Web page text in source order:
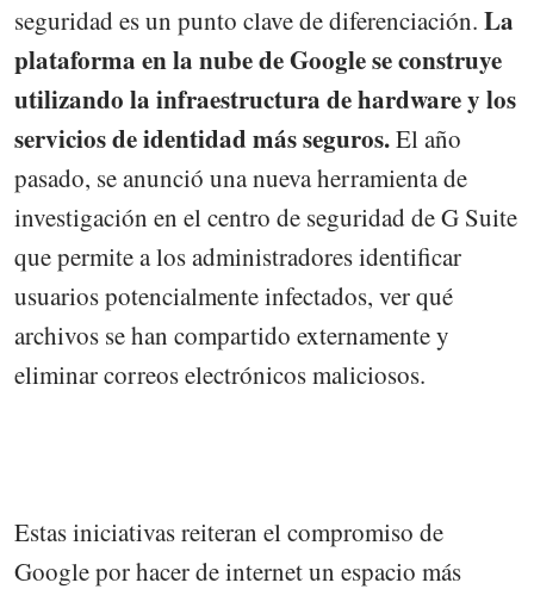
seguridad es un punto clave de diferenciación. La
plataforma en la nube de Google se construye
utilizando la infraestructura de hardware y los
servicios de identidad más seguros.El año
pasado, se anunció una nueva herramienta de
investigación en el centro de seguridad de G Suite
que permite a los administradores identificar
usuarios potencialmente infectados, ver qué
archivos se han compartido externamente y
eliminar correos electrónicos maliciosos.
Estas iniciativas reiteran el compromiso de
Google por hacer de internet un espacio más